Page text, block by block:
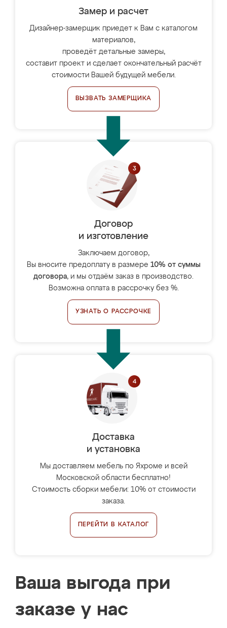
Замер и расчет
Дизайнер-замерщик приедет к Вам с каталогом
материалов,
проведёт детальные замеры,
составит проект и сделает окончательный расчёт
стоимости Вашей будущей мебели.
ВЫЗВАТЬ ЗАМЕРЩИКА
Договор
и изготовление
Заключаем договор,
Вы вносите предоплату в размере 10% от суммы
договора, и мы отдаём заказ в производство.
Возможна оплата в рассрочку без %.
УЗНАТЬ О РАССРОЧКЕ
Доставка
и установка
Мы доставляем мебель по Яхроме и всей
Московской области бесплатно!
Стоимость сборки мебели: 10% от стоимости
заказа.
ПЕРЕЙТИ В КАТАЛОГ
Ваша выгода при
заказе у нас